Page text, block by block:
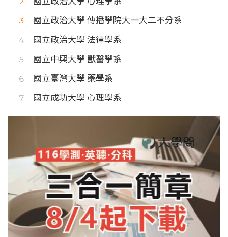
國立政治大學 傳播學院大一大二不分系
國立政治大學 法律學系
國立中興大學 獸醫學系
國立臺灣大學 藥學系
國立成功大學 心理學系